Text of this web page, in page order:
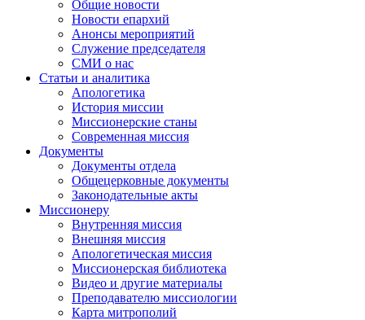
Общие новости
Новости епархий
Анонсы мероприятий
Служение председателя
СМИ о нас
Статьи и аналитика
Апологетика
История миссии
Миссионерские станы
Современная миссия
Документы
Документы отдела
Общецерковные документы
Законодательные акты
Миссионеру
Внутренняя миссия
Внешняя миссия
Апологетическая миссия
Миссионерская библиотека
Видео и другие материалы
Преподавателю миссиологии
Карта митрополий